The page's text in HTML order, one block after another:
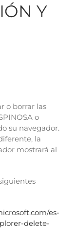
Y
o borrar las
o
su navegador.
la
mostrará al
es-
delete-